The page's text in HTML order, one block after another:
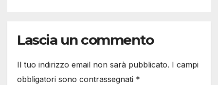
Lascia un commento
Il tuo indirizzo email non sarà pubblicato. I campi
obbligatori sono contrassegnati *